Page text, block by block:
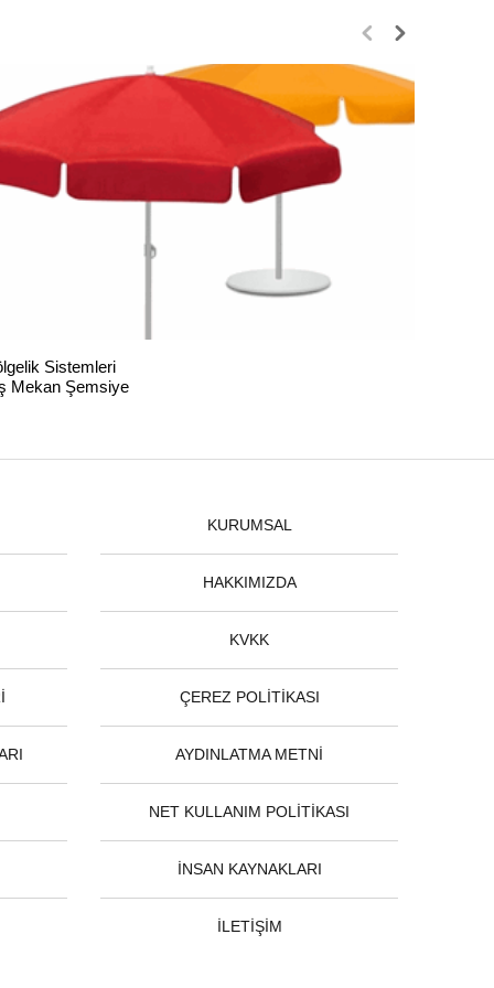
Sistemleri
Mekan Şemsiye
KURUMSAL
HAKKIMIZDA
KVKK
ÇEREZ POLİTİKASI
AYDINLATMA METNİ
NET KULLANIM POLİTİKASI
İNSAN KAYNAKLARI
İLETİŞİM